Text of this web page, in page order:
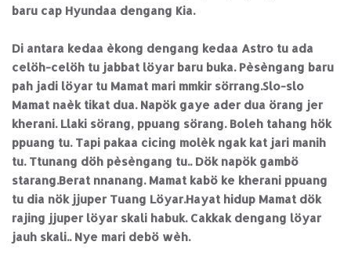
baru cap Hyundaa dengang Kia.
Di antara kedaa èkong dengang kedaa Astro tu ada
celöh-celöh tu jabbat löyar baru buka. Pèsèngang baru
pah jadi löyar tu Mamat mari mmkir sörrang.Slo-slo
Mamat naèk tikat dua. Napök gaye ader dua örang jer
kherani. Llaki sörang, ppuang sörang. Boleh tahang hök
ppuang tu. Tapi pakaa cicing molèk ngak kat jari manih
tu. Ttunang döh pèsèngang tu.. Dök napök gambö
starang.Berat nnanang. Mamat kabö ke kherani ppuang
tu dia nök jjuper Tuang Löyar.Hayat hidup Mamat dök
rajing jjuper löyar skali habuk. Cakkak dengang löyar
jauh skali.. Nye mari debö wèh.